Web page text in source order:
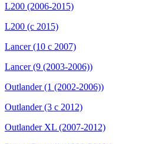
L200 (2006-2015)
L200 (с 2015)
Lancer (10 с 2007)
Lancer (9 (2003-2006))
Outlander (1 (2002-2006))
Outlander (3 с 2012)
Outlander XL (2007-2012)